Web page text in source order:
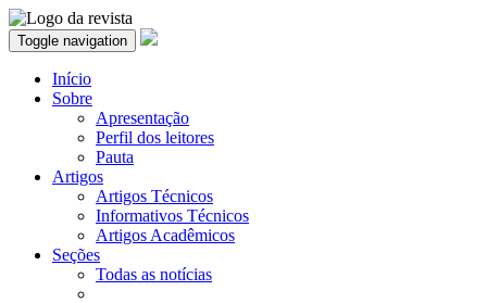
Toggle navigation
Início
Sobre
Apresentação
Perfil dos leitores
Pauta
Artigos
Artigos Técnicos
Informativos Técnicos
Artigos Acadêmicos
Seções
Todas as notícias